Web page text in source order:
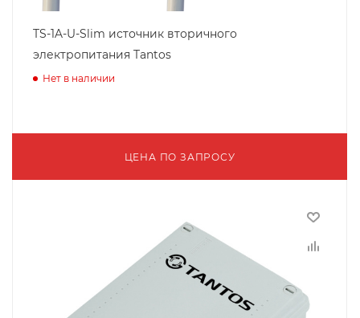
TS-1A-U-Slim источник вторичного
электропитания Tantos
Нет в наличии
ЦЕНА ПО ЗАПРОСУ